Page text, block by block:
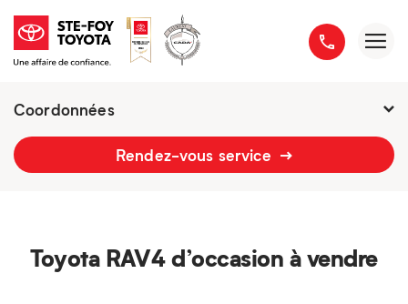
Coordonnées
Présentement ouvert jusqu'à 21h
Rendez-vous service
Toyota RAV4 d’occasion à vendre